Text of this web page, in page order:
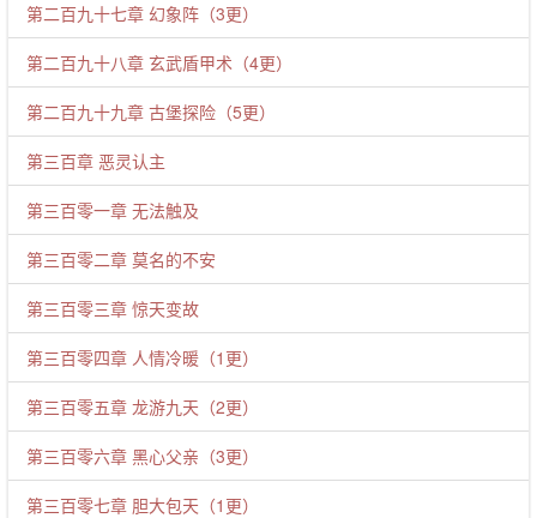
第二百九十七章 幻象阵（3更）
第二百九十八章 玄武盾甲术（4更）
第二百九十九章 古堡探险（5更）
第三百章 恶灵认主
第三百零一章 无法触及
第三百零二章 莫名的不安
第三百零三章 惊天变故
第三百零四章 人情冷暖（1更）
第三百零五章 龙游九天（2更）
第三百零六章 黑心父亲（3更）
第三百零七章 胆大包天（1更）